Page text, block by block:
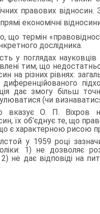
право­вих
економічні
що термін
дослідника.
у поглядах
тим, що
на різних рівнях:
диференційованого
дає змогу більш
(чи
вказує О. П. Віхров
їх об’єднує те, що
є характерною рисою
у 1959 році
1) не дозволяє
2) не дає відповіді на